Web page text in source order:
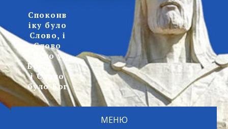
Споконв
іку було
Слово, і
Слово
було у
Бога,
і Слово
було Бог
МЕНЮ